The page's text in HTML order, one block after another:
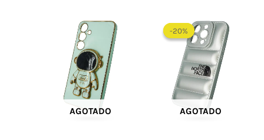
AGOTADO
-20%
AGOTADO
-20%
precio
original
era:
$ 60.000.